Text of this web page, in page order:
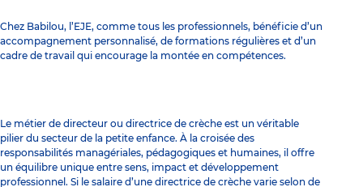
Chez Babilou, l’EJE, comme tous les professionnels, bénéficie d’un
accompagnement personnalisé, de formations régulières et d’un
cadre de travail qui encourage la montée en compétences.
Le métier de directeur ou directrice de crèche est un véritable
pilier du secteur de la petite enfance. À la croisée des
responsabilités managériales, pédagogiques et humaines, il offre
un équilibre unique entre sens, impact et développement
professionnel. Si le salaire d’une directrice de crèche varie selon de